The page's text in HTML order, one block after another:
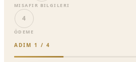
MISAFIR BILGILERI
4
ÖDEME
ADIM 1 / 4